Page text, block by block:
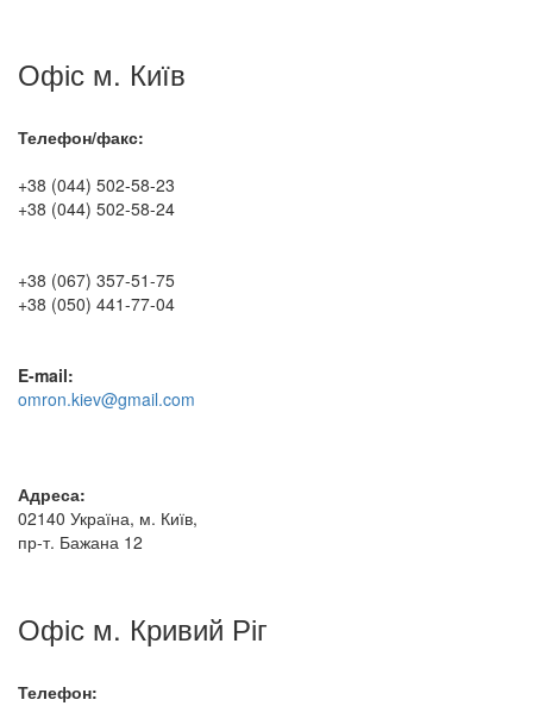
Офіс м. Київ
Телефон/факс:
+38 (044) 502-58-23
+38 (044) 502-58-24
+38 (067) 357-51-75
+38 (050) 441-77-04
E-mail:
omron.kiev@gmail.com
Адреса:
02140 Україна, м. Київ,
пр-т. Бажана 12
Офіс м. Кривий Ріг
Телефон: